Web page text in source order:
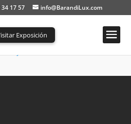
17 57 info@BarandiLux.com
Exposición